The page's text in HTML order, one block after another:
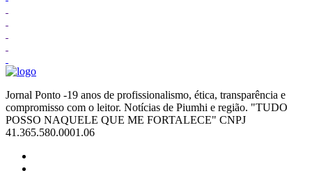
Jornal Ponto -19 anos de profissionalismo, ética, transparência e
compromisso com o leitor. Notícias de Piumhi e região. "TUDO
POSSO NAQUELE QUE ME FORTALECE" CNPJ
41.365.580.0001.06